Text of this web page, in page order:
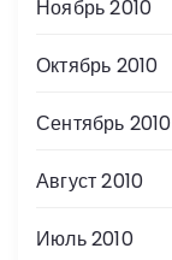
Ноябрь 2010
Октябрь 2010
Сентябрь 2010
Август 2010
Июль 2010